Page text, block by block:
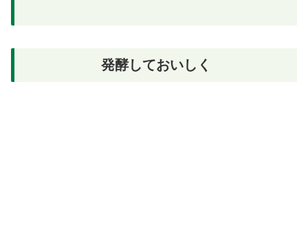
発酵しておいしく